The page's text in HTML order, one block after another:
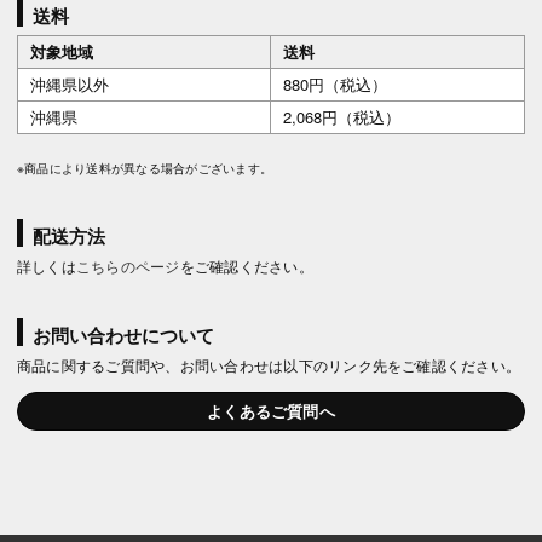
送料
対象地域
送料
沖縄県以外
880円（税込）
沖縄県
2,068円（税込）
※商品により送料が異なる場合がございます。
配送方法
詳しくは こちらのページをご確認ください。
お問い合わせについて
商品に関するご質問や、お問い合わせは以下のリンク先をご確認ください。
よくあるご質問へ